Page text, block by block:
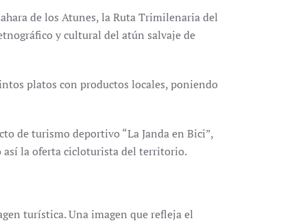
de los Atunes, la Ruta Trimilenaria del
y cultural del atún salvaje de
platos con productos locales, poniendo
de turismo deportivo “La Janda en Bici”,
así la oferta cicloturista del territorio.
turística. Una imagen que refleja el